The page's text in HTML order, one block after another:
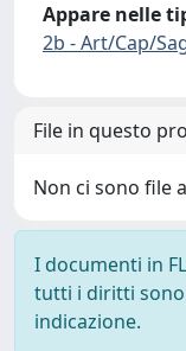
Appare nelle
2b - Art/Cap/
File in questo
Non ci sono file
I documenti in
tutti i diritti sono
indicazione.